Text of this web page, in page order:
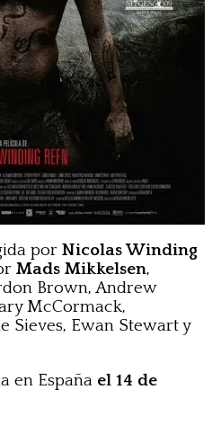
por Nicolas Winding
Mads Mikkelsen,
Brown, Andrew
McCormack,
Sieves, Ewan Stewart y
en España el 14 de